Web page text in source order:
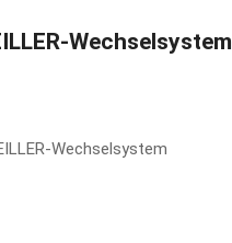
Wechselsystem
Wechselsystem